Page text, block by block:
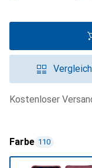
kostenloser
Farbe 110